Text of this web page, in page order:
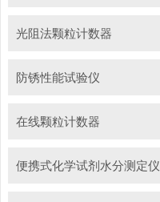
光阻法颗粒计数器
防锈性能试验仪
在线颗粒计数器
便携式化学试剂水分测定仪